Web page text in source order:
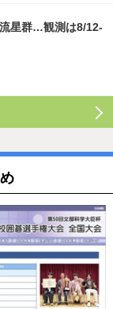
星群…観測は8/12-